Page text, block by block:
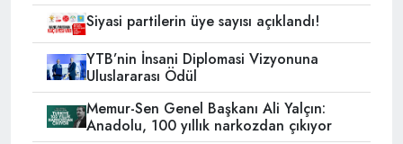
Siyasi partilerin üye sayısı açıklandı!
YTB’nin İnsani Diplomasi Vizyonuna
Uluslararası Ödül
Memur-Sen Genel Başkanı Ali Yalçın:
Anadolu, 100 yıllık narkozdan çıkıyor